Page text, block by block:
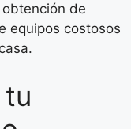
de
equipos costosos